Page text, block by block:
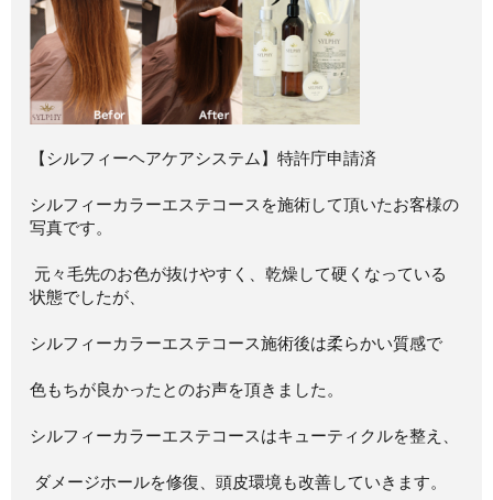
【シルフィーヘアケアシステム】特許庁申請済 ⁡
シルフィーカラーエステコースを施術して頂いたお客様の
写真です。 ⁡
⁡ 元々毛先のお色が抜けやすく、乾燥して硬くなっている
状態でしたが、 ⁡
シルフィーカラーエステコース施術後は柔らかい質感で ⁡
色もちが良かったとのお声を頂きました。 ⁡
シルフィーカラーエステコースはキューティクルを整え、
⁡ ダメージホールを修復、頭皮環境も改善していきます。 ⁡